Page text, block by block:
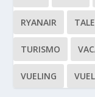
RYANAIR
TURISMO
VUELING